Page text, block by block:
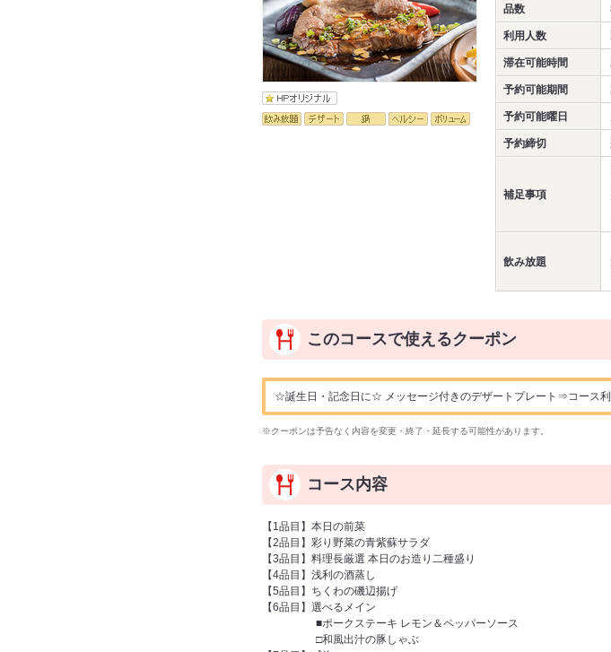
品数
利用人数
滞在可能時間
予約可能期間
予約可能曜日
予約締切
補足事項
飲み放題
このコースで使えるクーポン
☆誕生日・記念日に☆ メッセージ付きのデザートプレート⇒コース
※クーポンは予告なく内容を変更・終了・延長する可能性があります。
コース内容
【1品目】本日の前菜
【2品目】彩り野菜の青紫蘇サラダ
【3品目】料理長厳選 本日のお造り二種盛り
【4品目】浅利の酒蒸し
【5品目】ちくわの磯辺揚げ
【6品目】選べるメイン
■ポークステーキ レモン＆ペッパーソース
□和風出汁の豚しゃぶ